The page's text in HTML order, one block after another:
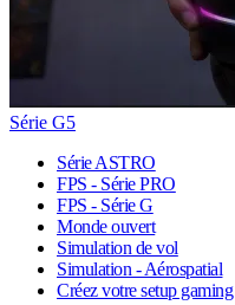
Série G5
Série ASTRO
FPS - Série PRO
FPS - Série G
Monde ouvert
Simulation de vol
Simulation - Aérospatial
Créez votre setup gaming